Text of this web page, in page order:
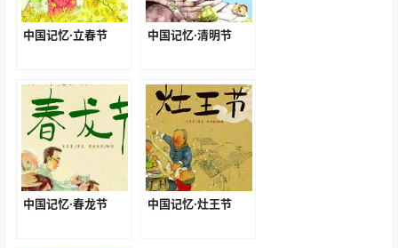
中国记忆·立春节 中国记忆·清明节
中国记忆·春龙节 中国记忆·灶王节